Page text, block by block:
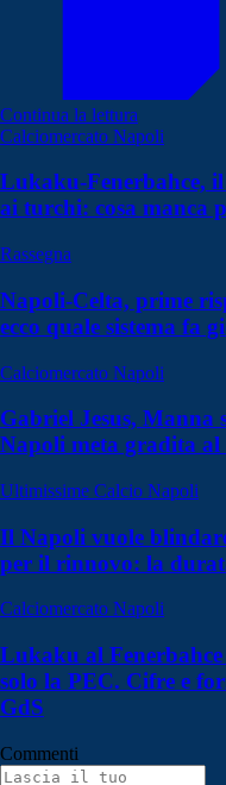
Continua la lettura
Calciomercato Napoli
Lukaku-Fenerbahce,
ai turchi: cosa manca
Rassegna
Napoli-Celta, prime
ecco quale sistema fa
Calciomercato Napoli
Gabriel Jesus, Manna
Napoli meta gradita
Ultimissime Calcio Napoli
Il Napoli vuole
per il rinnovo: la
Calciomercato Napoli
Lukaku al Fenerbahce
solo la PEC. Cifre e
GdS
Commenti